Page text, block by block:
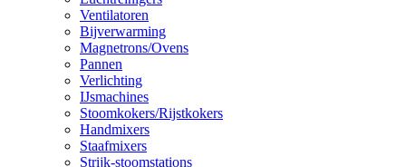
Ventilatoren
Bijverwarming
Magnetrons/Ovens
Pannen
Verlichting
IJsmachines
Stoomkokers/Rijstkokers
Handmixers
Staafmixers
Strijk-stoomstations